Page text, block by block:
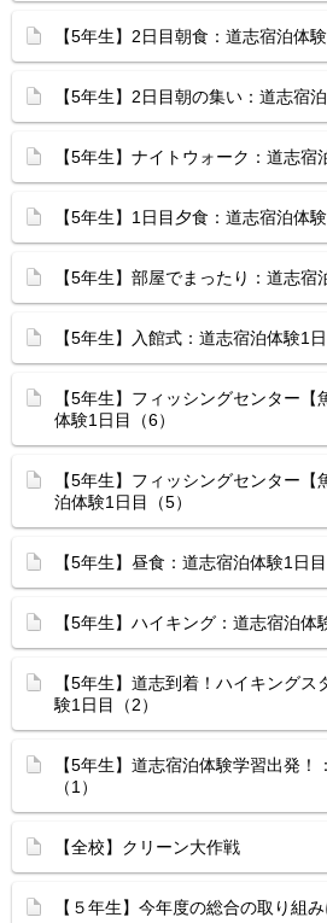
【5年生】2日目朝食：道志宿泊体験
【5年生】2日目朝の集い：道志宿
【5年生】ナイトウォーク：道志宿
【5年生】1日目夕食：道志宿泊体験
【5年生】部屋でまったり：道志宿
【5年生】入館式：道志宿泊体験1日
【5年生】フィッシングセンター
体験1日目（6）
【5年生】フィッシングセンター
泊体験1日目（5）
【5年生】昼食：道志宿泊体験1日目
【5年生】ハイキング：道志宿泊体
【5年生】道志到着！ハイキング
験1日目（2）
【5年生】道志宿泊体験学習出発！
（1）
【全校】クリーン大作戦
【５年生】今年度の総合の取り組